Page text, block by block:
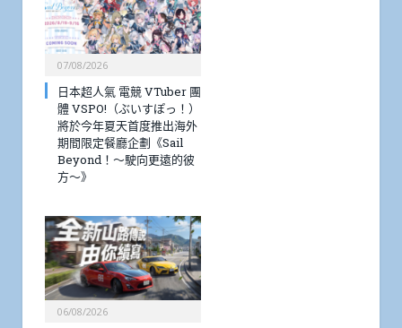
07/08/2026
日本超人氣 電競 VTuber 團
體 VSPO!（ぶいすぽっ！）
將於今年夏天首度推出海外
期間限定餐廳企劃《Sail
Beyond！～駛向更遠的彼
方～》
06/08/2026